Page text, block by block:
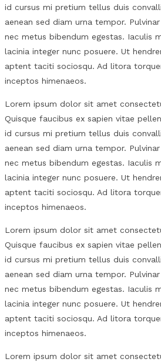
id cursus mi pretium tellus duis
aenean sed diam urna tempor.
nec metus bibendum egestas. Iaculis
lacinia integer nunc posuere. Ut
aptent taciti sociosqu. Ad litora
inceptos himenaeos.
Lorem ipsum dolor sit amet
Quisque faucibus ex sapien vitae
id cursus mi pretium tellus duis
aenean sed diam urna tempor.
nec metus bibendum egestas. Iaculis
lacinia integer nunc posuere. Ut
aptent taciti sociosqu. Ad litora
inceptos himenaeos.
Lorem ipsum dolor sit amet
Quisque faucibus ex sapien vitae
id cursus mi pretium tellus duis
aenean sed diam urna tempor.
nec metus bibendum egestas. Iaculis
lacinia integer nunc posuere. Ut
aptent taciti sociosqu. Ad litora
inceptos himenaeos.
Lorem ipsum dolor sit amet